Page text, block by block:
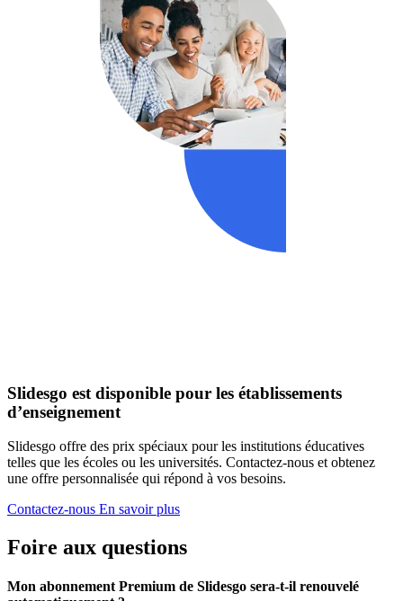
Slidesgo est disponible pour les établissements
d’enseignement
Slidesgo offre des prix spéciaux pour les institutions éducatives
telles que les écoles ou les universités. Contactez-nous et obtenez
une offre personnalisée qui répond à vos besoins.
Contactez-nous En savoir plus
Foire aux questions
Mon abonnement Premium de Slidesgo sera-t-il renouvelé